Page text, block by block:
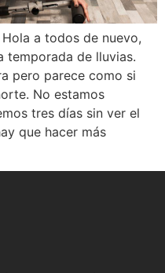
a todos de nuevo,
temporada de lluvias.
pero parece como si
No estamos
tres días sin ver el
que hacer más